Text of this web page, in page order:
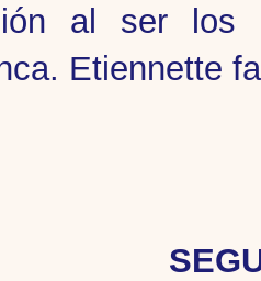
al ser los
Etiennette